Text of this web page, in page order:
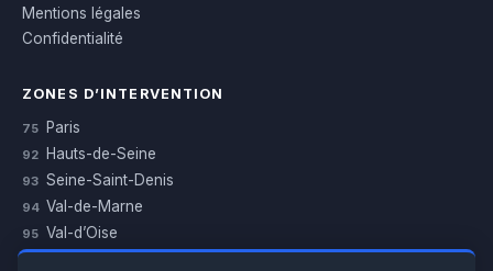
Mentions légales
Confidentialité
ZONES D’INTERVENTION
75 Paris
92 Hauts-de-Seine
93 Seine-Saint-Denis
94 Val-de-Marne
95 Val-d’Oise